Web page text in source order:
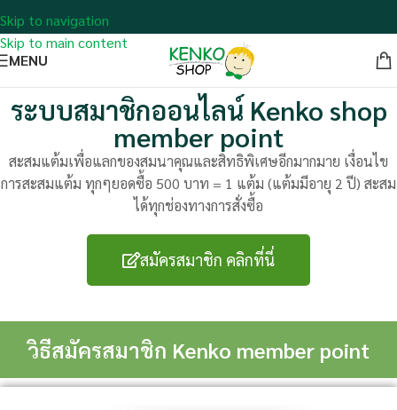
Skip to navigation
Skip to main content
MENU
ระบบสมาชิกออนไลน์ Kenko shop
member point
สะสมแต้มเพื่อแลกของสมนาคุณและสิทธิพิเศษอีกมากมาย เงื่อนไข
การสะสมแต้ม ทุกๆยอดซื้อ 500 บาท = 1 แต้ม (แต้มมีอายุ 2 ปี) สะสม
ได้ทุกช่องทางการสั่งซื้อ
สมัครสมาชิก คลิกที่นี่
วิธีสมัครสมาชิก Kenko member point